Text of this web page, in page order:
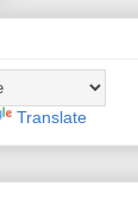
Translate